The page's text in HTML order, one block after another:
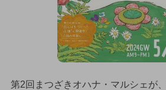
第2回まつざきオハナ・マルシェが